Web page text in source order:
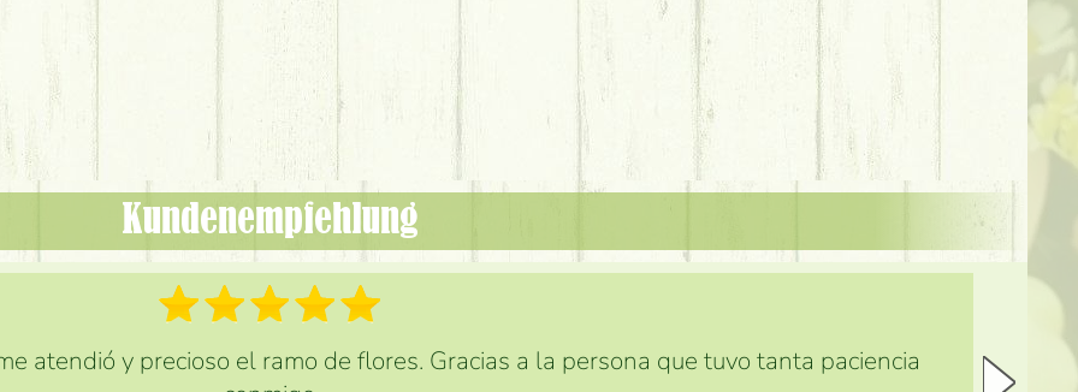
Kundenempfehlung
atendió y precioso el ramo de flores. Gracias a la persona que tuvo tanta paciencia